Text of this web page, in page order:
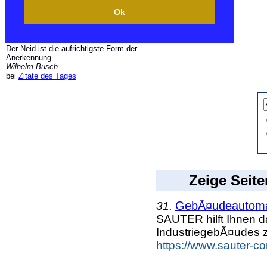
Ok
Der Neid ist die aufrichtigste Form der
Anerkennung.
Wilhelm Busch
bei Zitate des Tages
Zeige
31.
SAUTER hilft Ihnen
IndustriegebÃ¤udes
https://www.sauter-